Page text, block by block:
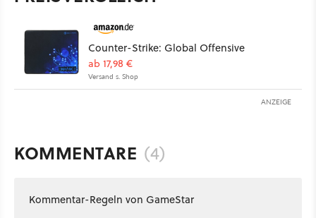
Counter-Strike: Global Offensive
ab 17,98 €
Versand s. Shop
ANZEIGE
KOMMENTARE (4)
Kommentar-Regeln von GameStar